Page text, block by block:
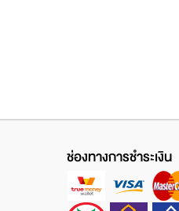
ช่องทางการชำระเงิน